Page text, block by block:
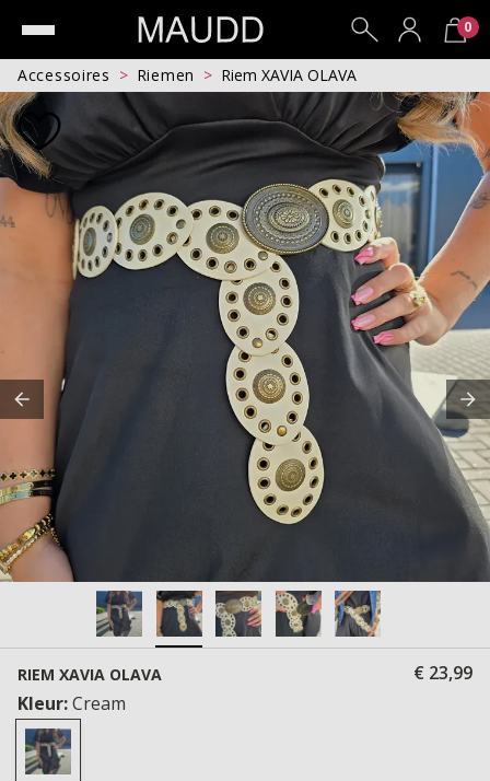
0
Accessoires Riemen Riem XAVIA OLAVA
RIEM XAVIA OLAVA
€ 23,99
Kleur:Cream